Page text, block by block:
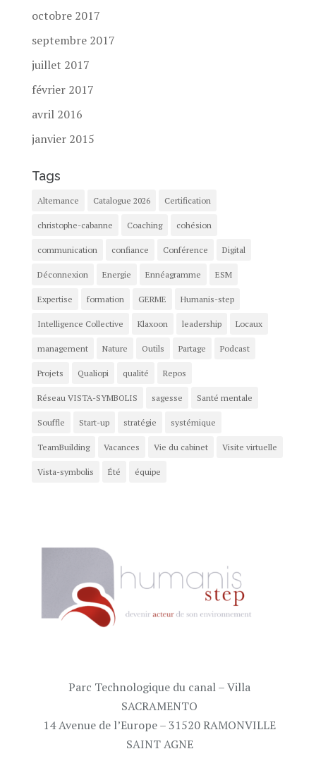
octobre 2017
septembre 2017
juillet 2017
février 2017
avril 2016
janvier 2015
Tags
Alternance Catalogue 2026 Certification
christophe-cabanne Coaching cohésion
communication confiance Conférence Digital
Déconnexion Energie Ennéagramme ESM
Expertise formation GERME Humanis-step
Intelligence Collective Klaxoon leadership Locaux
management Nature Outils Partage Podcast
Projets Qualiopi qualité Repos
Réseau VISTA-SYMBOLIS sagesse Santé mentale
Souffle Start-up stratégie systémique
TeamBuilding Vacances Vie du cabinet Visite virtuelle
Vista-symbolis Été équipe
Parc Technologique du canal – Villa
SACRAMENTO
14 Avenue de l’Europe – 31520 RAMONVILLE
SAINT AGNE